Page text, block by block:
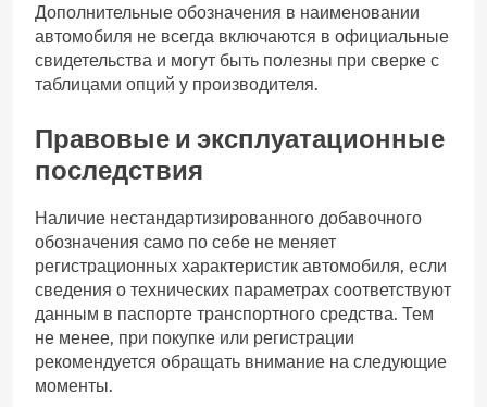
Дополнительные обозначения в наименовании
автомобиля не всегда включаются в официальные
свидетельства и могут быть полезны при сверке с
таблицами опций у производителя.
Правовые и эксплуатационные
последствия
Наличие нестандартизированного добавочного
обозначения само по себе не меняет
регистрационных характеристик автомобиля, если
сведения о технических параметрах соответствуют
данным в паспорте транспортного средства. Тем
не менее, при покупке или регистрации
рекомендуется обращать внимание на следующие
моменты.